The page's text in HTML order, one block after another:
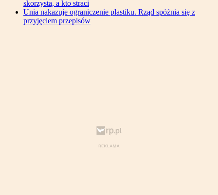
skorzysta, a kto straci
Unia nakazuje ograniczenie plastiku. Rząd spóźnia się z
przyjęciem przepisów